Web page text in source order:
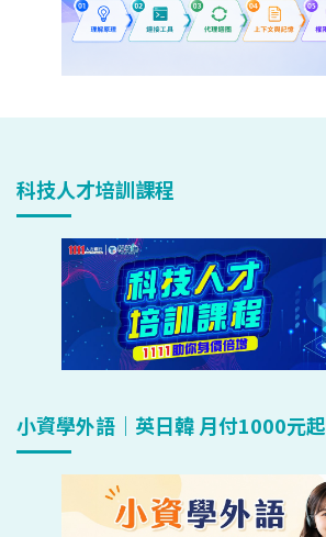
科技人才培訓課程
小資學外語｜英日韓 月付1000元起